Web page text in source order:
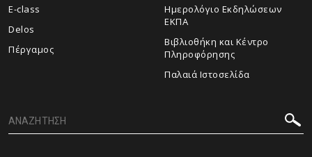
E-class
Delos
Πέργαμος
Ημερολόγιο Εκδηλώσεων
ΕΚΠΑ
Βιβλιοθήκη και Κέντρο
Πληροφόρησης
Παλαιά Ιστοσελίδα